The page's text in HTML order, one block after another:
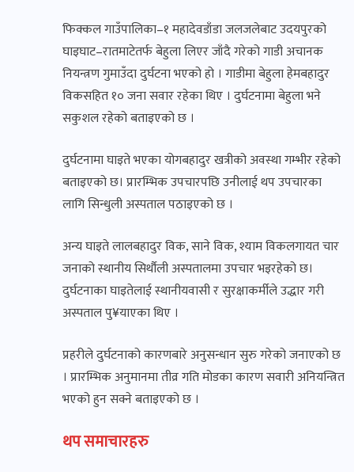
फिक्कल गाउँपालिका–१ महादेवडाँडा जलजलेबाट उदयपुरको
घाइघाट–रातमाटेतर्फ बेहुला लिएर जाँदै गरेको गाडी अचानक
नियन्त्रण गुमाउँदा दुर्घटना भएको हो । गाडीमा बेहुला हेमबहादुर
विकसहित १० जना सवार रहेका थिए । दुर्घटनामा बेहुला भने
सकुशल रहेको बताइएको छ ।
दुर्घटनामा घाइते भएका योगबहादुर खत्रीको अवस्था गम्भीर रहेको
बताइएको छ। प्रारम्भिक उपचारपछि उनीलाई थप उपचारका
लागि सिन्धुली अस्पताल पठाइएको छ ।
अन्य घाइते लालबहादुर विक, साने विक, श्याम विकलगायत चार
जनाको स्थानीय सिर्थौली अस्पतालमा उपचार भइरहेको छ।
दुर्घटनाका घाइतेलाई स्थानीयवासी र सुरक्षाकर्मीले उद्धार गरी
अस्पताल पु¥याएका थिए ।
प्रहरीले दुर्घटनाको कारणबारे अनुसन्धान सुरु गरेको जनाएको छ
। प्रारम्भिक अनुमानमा तीव्र गति मोडका कारण सवारी अनियन्त्रित
भएको हुन सक्ने बताइएको छ ।
थप समाचारहरु